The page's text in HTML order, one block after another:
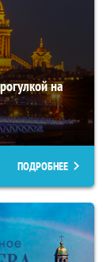
на
ПОДРОБНЕЕ